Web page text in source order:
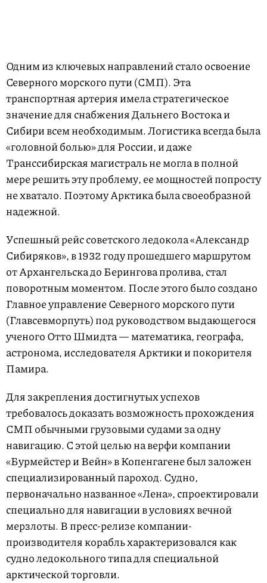
Одним из ключевых направлений стало освоение
Северного морского пути (СМП). Эта
транспортная артерия имела стратегическое
значение для снабжения Дальнего Востока и
Сибири всем необходимым. Логистика всегда была
«головной болью» для России, и даже
Транссибирская магистраль не могла в полной
мере решить эту проблему, ее мощностей попросту
не хватало. Поэтому Арктика была своеобразной
надежной.
Успешный рейс советского ледокола «Александр
Сибиряков», в 1932 году прошедшего маршрутом
от Архангельска до Берингова пролива, стал
поворотным моментом. После этого было создано
Главное управление Северного морского пути
(Главсевморпуть) под руководством выдающегося
ученого Отто Шмидта — математика, географа,
астронома, исследователя Арктики и покорителя
Памира.
Для закрепления достигнутых успехов
требовалось доказать возможность прохождения
СМП обычными грузовыми судами за одну
навигацию. С этой целью на верфи компании
«Бурмейстер и Вейн» в Копенгагене был заложен
специализированный пароход. Судно,
первоначально названное «Лена», спроектировали
специально для навигации в условиях вечной
мерзлоты. В пресс-релизе компании-
производителя корабль характеризовался как
судно ледокольного типа для специальной
арктической торговли.